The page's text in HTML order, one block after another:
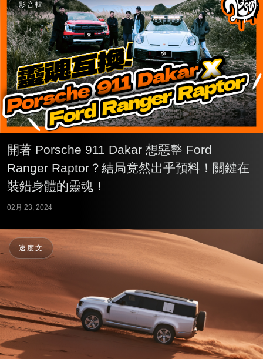
影音輯
開著 Porsche 911 Dakar 想惡整 Ford
Ranger Raptor？結局竟然出乎預料！關鍵在
裝錯身體的靈魂！
02月 23, 2024
速度文